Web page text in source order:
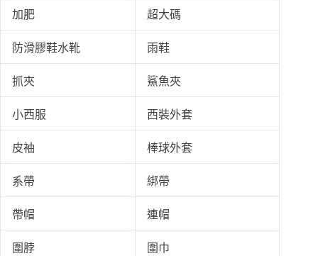
加肥 超大碼
防滑膠鞋水靴 雨鞋
抓夾 鯊魚夾
小西服 西裝外套
皮袖 棒球外套
系帶 綁帶
帶帽 連帽
圍脖 圍巾